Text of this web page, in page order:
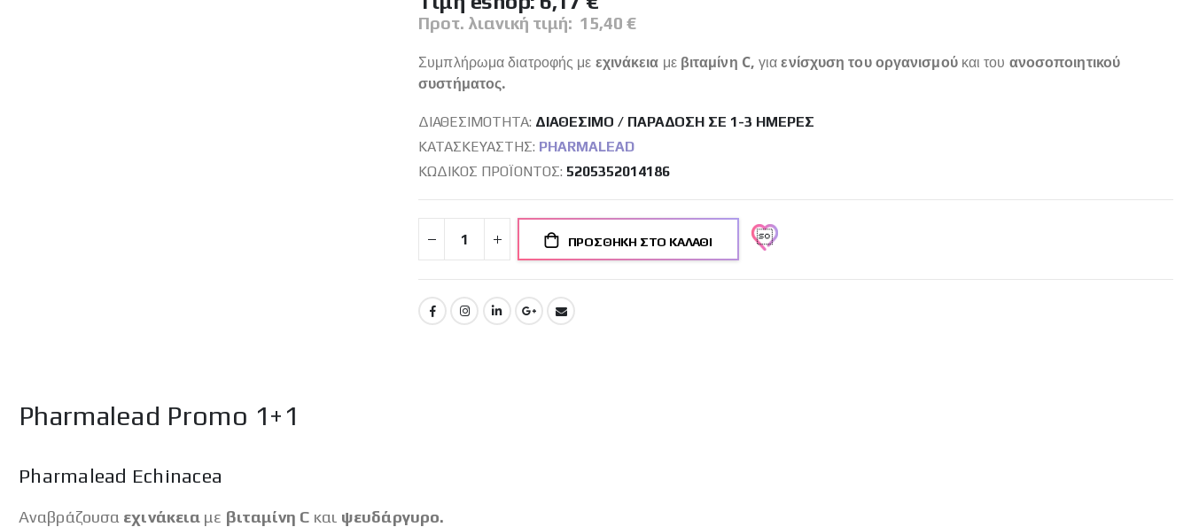
Προτ. λιανική τιμή: 15,40 €
Συμπλήρωμα διατροφής με εχινάκεια με βιταμίνη C, γιαενίσχυση του οργανισμού και του ανοσοποιητικού
συστήματος.
ΔΙΑΘΕΣΙΜΌΤΗΤΑ: ΔΙΑΘΈΣΙΜΟ / ΠΑΡΆΔΟΣΗ ΣΕ 1-3 ΗΜΈΡΕΣ
ΚΑΤΑΣΚΕΥΑΣΤΉΣ: PHARMALEAD
ΚΩΔΙΚΌΣ ΠΡΟΪΌΝΤΟΣ 5205352014186
ΠΡΟΣΘΉΚΗ ΣΤΟ ΚΑΛΆΘΙ
Pharmalead Promo 1+1
Pharmalead Echinacea
Αναβράζουσα εχινάκεια με βιταμίνη C και ψευδάργυρο.